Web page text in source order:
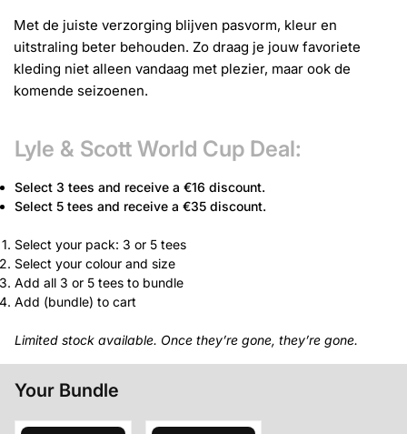
Met de juiste verzorging blijven pasvorm, kleur en
uitstraling beter behouden. Zo draag je jouw favoriete
kleding niet alleen vandaag met plezier, maar ook de
komende seizoenen.
Lyle & Scott World Cup Deal:
Select 3 tees and receive a €16 discount.
Select 5 tees and receive a €35 discount.
Select your pack: 3 or 5 tees
Select your colour and size
Add all 3 or 5 tees to bundle
Add (bundle) to cart
Limited stock available. Once they’re gone, they’re gone.
Your Bundle